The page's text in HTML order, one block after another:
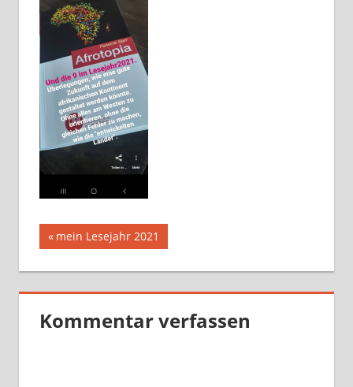
Beitragsnavigation
Vorheriger
Beitrag:
mein Lesejahr 2021
Kommentar verfassen